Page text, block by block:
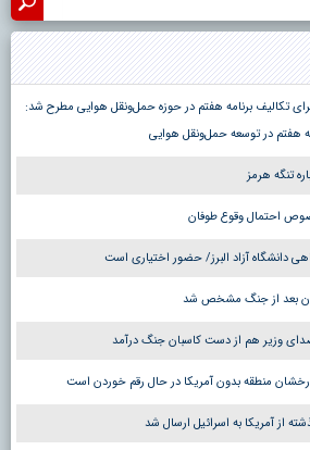
تکالیف برنامه هفتم در حوزه حمل‌ونقل هوایی مطرح شد:
هفتم در توسعه حمل‌ونقل هوایی
تنگه هرمز
احتمال وقوع طوفان
دانشگاه آزاد البرز/ حضور اختیاری است
بعد از جنگ مشخص شد
وزیر هم از دست کاسبان جنگ درآمد
درخشان منطقه بدون آمریکا در حال رقم خوردن است